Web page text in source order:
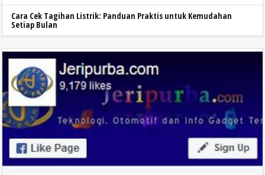
Cara Cek Tagihan Listrik: Panduan Praktis untuk Kemudahan
Setiap Bulan